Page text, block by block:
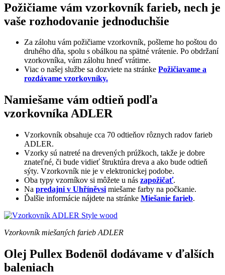
Požičiame vám vzorkovník farieb, nech je
vaše rozhodovanie jednoduchšie
Za zálohu vám požičiame vzorkovník, pošleme ho poštou do
druhého dňa, spolu s obálkou na spätné vrátenie. Po obdržaní
vzorkovníka, vám zálohu hneď vrátime.
Viac o našej službe sa dozviete na stránke Požičiavame a
rozdávame vzorkovníky.
Namiešame vám odtieň podľa
vzorkovníka ADLER
Vzorkovník obsahuje cca 70 odtieňov rôznych radov farieb
ADLER.
Vzorky sú natreté na drevených prúžkoch, takže je dobre
znateľné, či bude vidieť štruktúra dreva a ako bude odtieň
sýty. Vzorkovník nie je v elektronickej podobe.
Oba typy vzorníkov si môžete u nás zapožičať.
Na predajni v Uhříněvsi miešame farby na počkanie.
Ďalšie informácie nájdete na stránke Miešanie farieb.
Vzorkovník miešaných farieb ADLER
Olej Pullex Bodenöl dodávame v ďalších
baleniach